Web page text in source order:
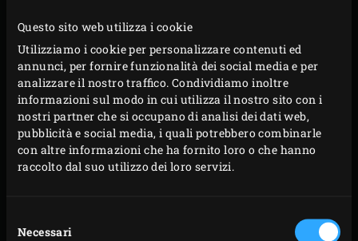
Questo sito web utilizza i cookie
Utilizziamo i cookie per personalizzare contenuti ed
annunci, per fornire funzionalità dei social media e per
analizzare il nostro traffico. Condividiamo inoltre
informazioni sul modo in cui utilizza il nostro sito con i
nostri partner che si occupano di analisi dei dati web,
pubblicità e social media, i quali potrebbero combinarle
con altre informazioni che ha fornito loro o che hanno
raccolto dal suo utilizzo dei loro servizi.
delNecessari
PROCEDIMENTO
Collocare il piatto ceramicofreddo nell’EGG e
mettervi sopra la teglia. Chiudere il coperchio
dell’EGG e cuocere lo spoonbread per circa 30
minuti, fino a quando non avrà raggiunto una
pane sia cotto, sciogliere i restanti 50 grammi di